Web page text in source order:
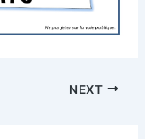
NEXT